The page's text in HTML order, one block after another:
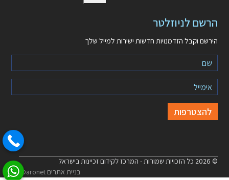
הרשם לניוזלטר
הירשם וקבל הזדמנויות חדשות ישירות למייל שלך
© 2026 כל הזכויות שמורות - המרכז לקידום זכיינות בישראל
בניית אתרים Daronet